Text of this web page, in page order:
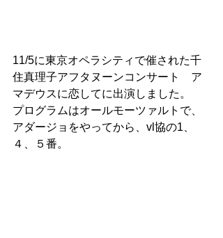
11/5に東京オペラシティで催された千
住真理子アフタヌーンコンサート　ア
マデウスに恋してに出演しました。
プログラムはオールモーツァルトで、
アダージョをやってから、vl協の1、
４、５番。